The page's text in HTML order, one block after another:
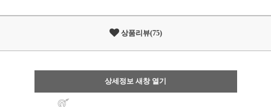
상품리뷰(75)
상세정보 새창 열기